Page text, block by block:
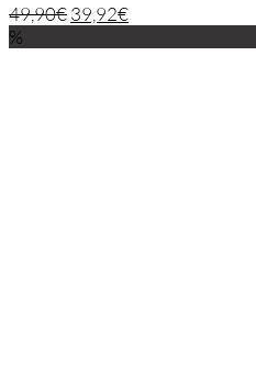
49,90€39,92€
%